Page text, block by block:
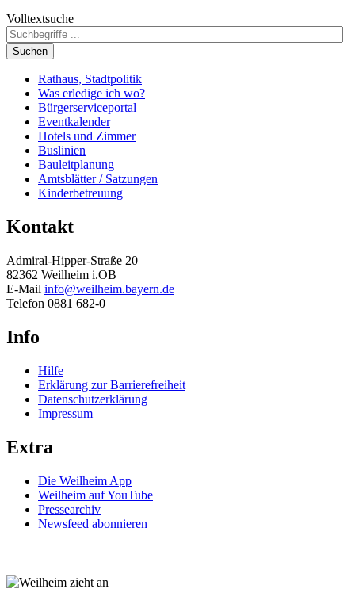
Volltextsuche
Suchen
Rathaus, Stadtpolitik
Was erledige ich wo?
Bürgerserviceportal
Eventkalender
Hotels und Zimmer
Buslinien
Bauleitplanung
Amtsblätter / Satzungen
Kinderbetreuung
Kontakt
Admiral-Hipper-Straße 20
82362 Weilheim i.OB
E-Mail info@weilheim.bayern.de
Telefon 0881 682-0
Info
Hilfe
Erklärung zur Barrierefreiheit
Datenschutzerklärung
Impressum
Extra
Die Weilheim App
Weilheim auf YouTube
Pressearchiv
Newsfeed abonnieren